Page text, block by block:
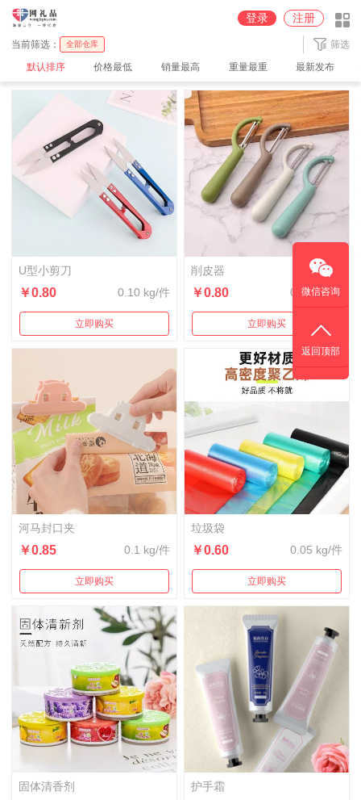
登录 注册
当前筛选： 全部仓库 筛选
默认排序 价格最低 销量最高 重量最重 最新发布
圆通广州云仓（派送到家） 中通广州云仓（派送到家）
U型小剪刀
￥0.80 0.10 kg/件
立即购买
削皮器
￥0.80 0.02 kg/件
立即购买
河马封口夹
￥0.85 0.1 kg/件
立即购买
垃圾袋
￥0.60 0.05 kg/件
立即购买
固体清香剂 护手霜
微信咨询
返回顶部